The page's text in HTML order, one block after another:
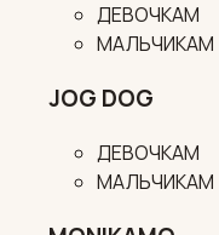
ДЕВОЧКАМ
МАЛЬЧИКАМ
JOG DOG
ДЕВОЧКАМ
МАЛЬЧИКАМ